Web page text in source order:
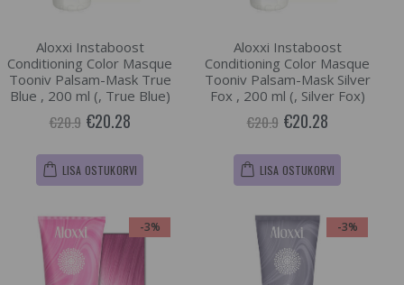
Aloxxi Instaboost
Conditioning Color Masque
Tooniv Palsam-Mask True
Blue , 200 ml (, True Blue)
€20.9 €20.28
LISA OSTUKORVI
Aloxxi Instaboost
Conditioning Color Masque
Tooniv Palsam-Mask Silver
Fox , 200 ml (, Silver Fox)
€20.9 €20.28
LISA OSTUKORVI
-3% -3%